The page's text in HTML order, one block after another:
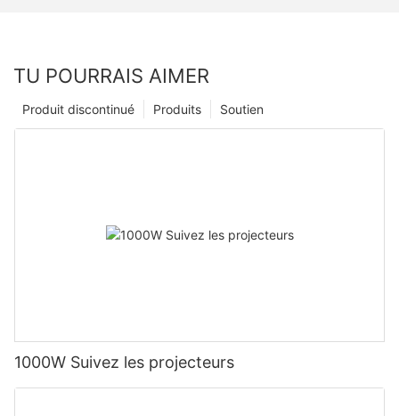
TU POURRAIS AIMER
Soutien
Produits
Produit discontinué
1000W Suivez les projecteurs